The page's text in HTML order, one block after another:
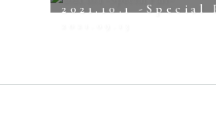
2021.10.1 -Special